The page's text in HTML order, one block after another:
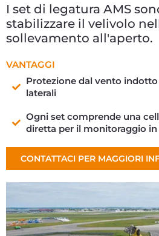
I set di legatura AMS
stabilizzare il velivolo
sollevamento all'aperto.
VANTAGGI
Protezione dal vento
laterali
Ogni set comprende una
diretta per il monitoraggio in
CONTATTACI PER MAGGIORI